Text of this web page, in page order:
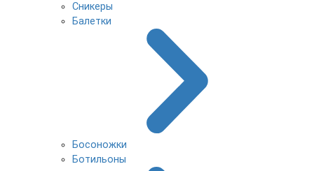
Сникеры
Балетки
Босоножки
Ботильоны